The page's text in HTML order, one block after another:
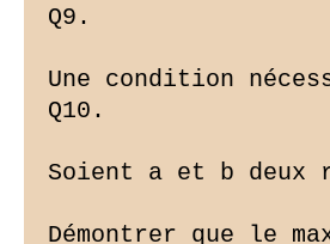
Q9.
Une condition
Q10.
Soient a et b deux
Démontrer que le